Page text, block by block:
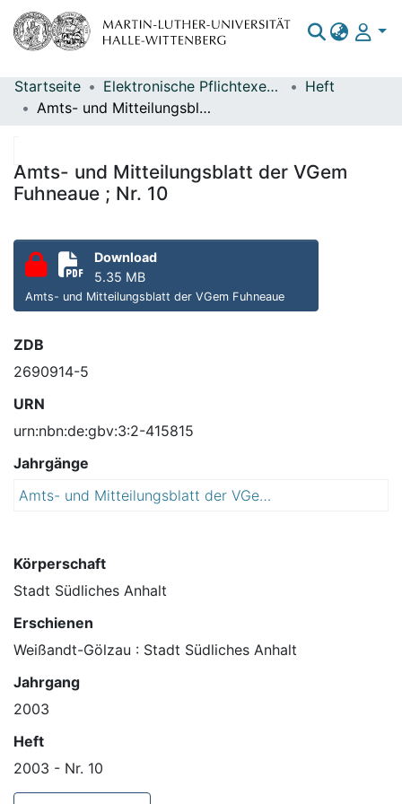
Bereiche & Sammlungen
Statistiken
Startseite Elektronische Pflichtexemplare
Heft
Amts- und Mitteilungsblatt der VGem Fuhneaue ; Nr. 10
Amts- und Mitteilungsblatt der VGem
Fuhneaue ; Nr. 10
Download
5.35 MB
Amts- und Mitteilungsblatt der VGem Fuhneaue
ZDB
2690914-5
URN
urn:nbn:de:gbv:3:2-415815
Jahrgänge
Amts- und Mitteilungsblatt der VGem Fuhneaue
Körperschaft
Stadt Südliches Anhalt
Erschienen
Weißandt-Gölzau : Stadt Südliches Anhalt
Jahrgang
2003
Heft
2003 - Nr. 10